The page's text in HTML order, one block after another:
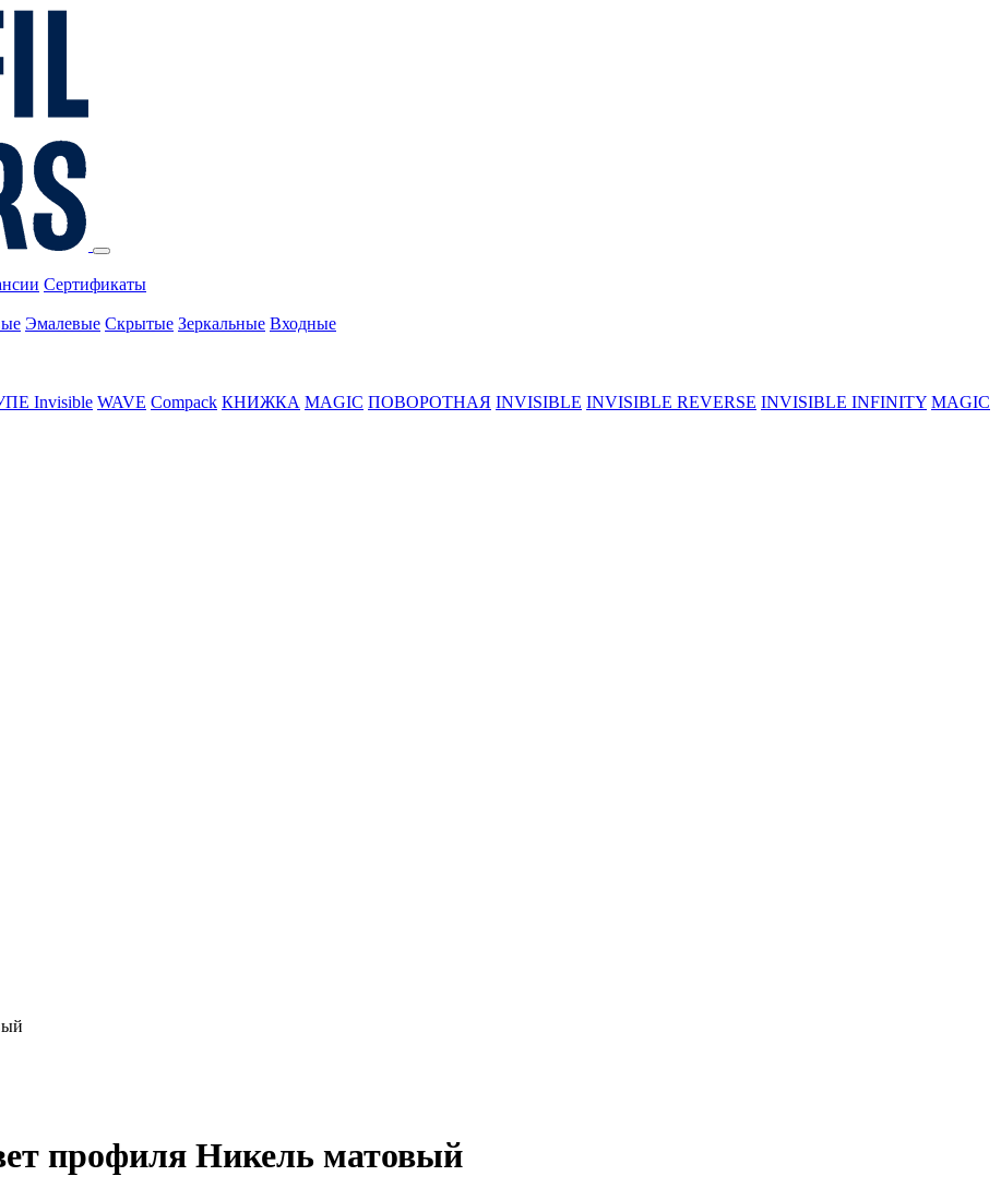
Сертификаты
Эмалевые Скрытые Зеркальные Входные
Invisible WAVE Compack КНИЖКА MAGIC ПОВОРОТНАЯ INVISIBLE INVISIBLE REVERSE INVISIBLE INFINITY MAGIC
профиля Никель матовый